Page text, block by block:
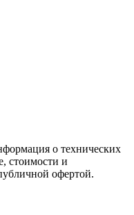
о технических
стоимости и
офертой.